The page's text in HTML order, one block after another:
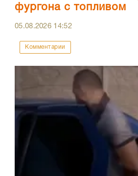
фургона с топливом
05.08.2026 14:52
Комментарии